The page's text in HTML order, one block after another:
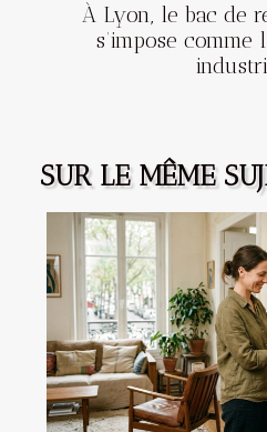
À Lyon, le bac de
s’impose comme
SUR LE MÊME